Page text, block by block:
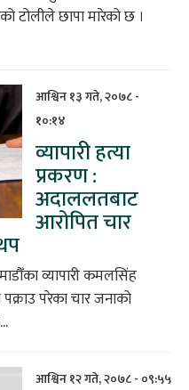
टोलीले छापा मारेको छ ।
आश्विन १३ गते, २०७८ -
१०:१४
व्यापारी हत्या
प्रकरण :
अदाललतबाट
आरोपित चार
व्यापारी कमलसिंह
परेका चार जनाको
आश्विन १२ गते, २०७८ - ०९:५५